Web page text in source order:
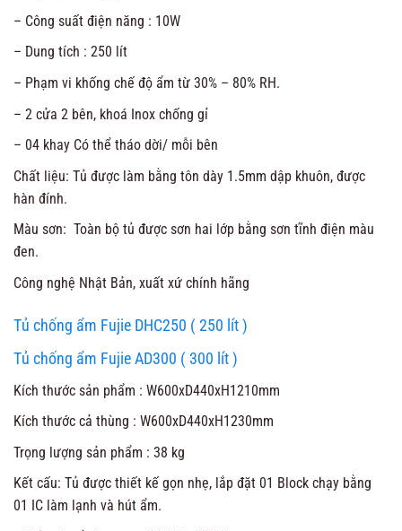
– Công suất điện năng : 10W
– Dung tích : 250 lít
– Phạm vi khống chế độ ẩm từ 30% – 80% RH.
– 2 cửa 2 bên, khoá Inox chống gỉ
– 04 khay Có thể tháo dời/ mỗi bên
Chất liệu: Tủ được làm bằng tôn dày 1.5mm dập khuôn, được
hàn đính.
Màu sơn: Toàn bộ tủ được sơn hai lớp bằng sơn tĩnh điện màu
đen.
Công nghệ Nhật Bản, xuất xứ chính hãng
Tủ chống ẩm Fujie DHC250 ( 250 lít )
Tủ chống ẩm Fujie AD300 ( 300 lít )
Kích thước sản phẩm : W600xD440xH1210mm
Kích thước cả thùng : W600xD440xH1230mm
Trọng lượng sản phẩm : 38 kg
Kết cấu: Tủ được thiết kế gọn nhẹ, lắp đặt 01 Block chạy bằng
01 IC làm lạnh và hút ẩm.